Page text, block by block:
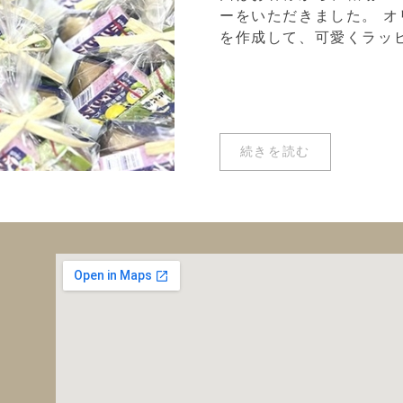
ーをいただきました。
を作成して、可愛くラ
続きを読む